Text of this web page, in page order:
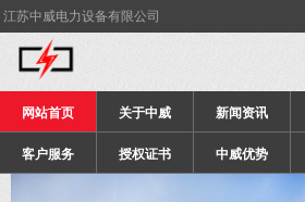
江苏中威电力设备有限公司
网站首页 关于中威 新闻资讯
客户服务 授权证书 中威优势